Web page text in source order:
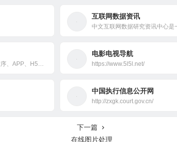
互联网数据资讯
一句话自动生成小程序、APP、H5网页应用！
电影电视导航
https://www.5l5l.net/
中国执行信息公开网
http://zxgk.court.gov.cn/
下一篇
在线图片处理